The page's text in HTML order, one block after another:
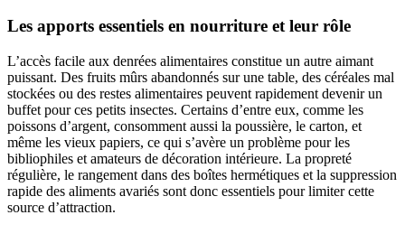
Les apports essentiels en nourriture et leur rôle
L’accès facile aux denrées alimentaires constitue un autre aimant
puissant. Des fruits mûrs abandonnés sur une table, des céréales mal
stockées ou des restes alimentaires peuvent rapidement devenir un
buffet pour ces petits insectes. Certains d’entre eux, comme les
poissons d’argent, consomment aussi la poussière, le carton, et
même les vieux papiers, ce qui s’avère un problème pour les
bibliophiles et amateurs de décoration intérieure. La propreté
régulière, le rangement dans des boîtes hermétiques et la suppression
rapide des aliments avariés sont donc essentiels pour limiter cette
source d’attraction.